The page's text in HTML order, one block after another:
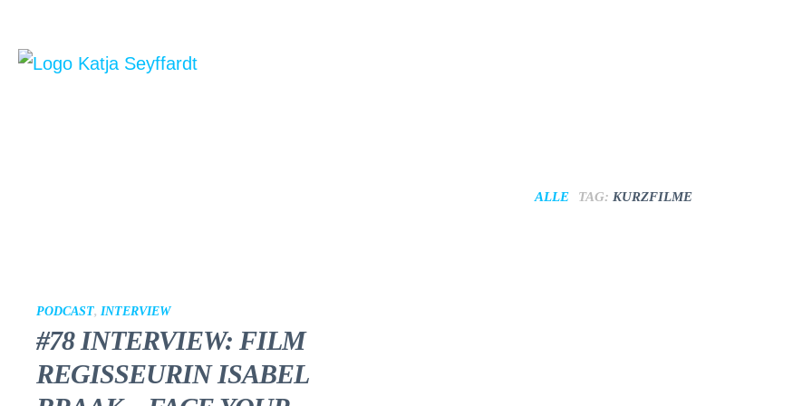
ALLE TAG: KURZFILME
PODCAST, INTERVIEW
#78 INTERVIEW: FILM
REGISSEURIN ISABEL